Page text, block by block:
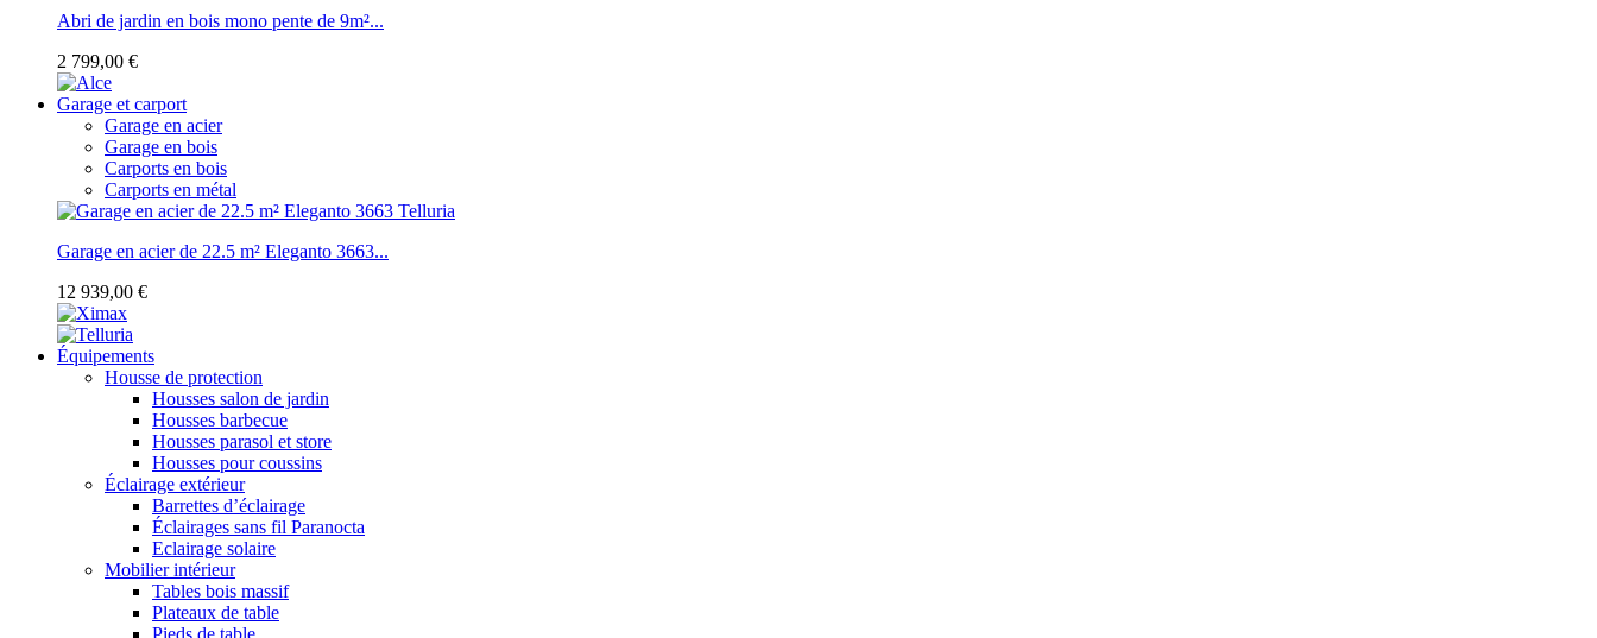
Abri de jardin en bois mono pente de 9m²...
2 799,00 €
Garage et carport
Garage en acier
Garage en bois
Carports en bois
Carports en métal
Garage en acier de 22.5 m² Eleganto 3663...
12 939,00 €
Équipements
Housse de protection
Housses salon de jardin
Housses barbecue
Housses parasol et store
Housses pour coussins
Éclairage extérieur
Barrettes d’éclairage
Éclairages sans fil Paranocta
Eclairage solaire
Mobilier intérieur
Tables bois massif
Plateaux de table
Pieds de table